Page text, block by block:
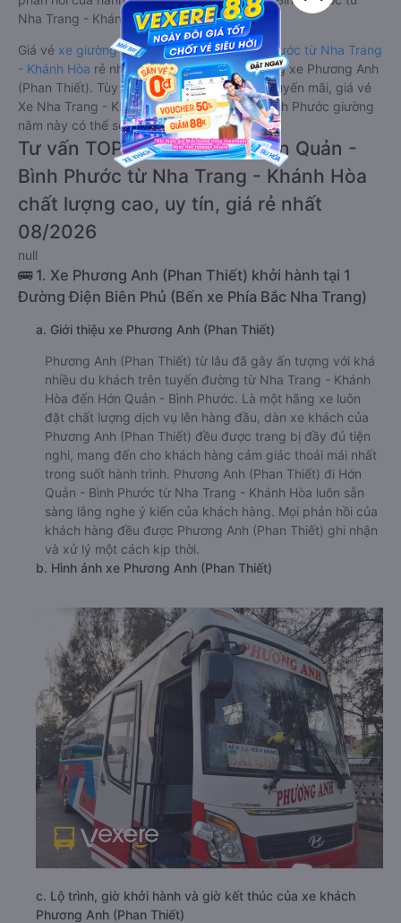
Nha Trang - Khánh Hòa.
Giá vé xe giường nằm đi Hớn Quản - Bình Phước từ Nha Trang
- Khánh Hòa rẻ nhất là 430000VND của hãng xe Phương Anh
(Phan Thiết). Tùy thuộc vào chương trình khuyến mãi, giá vé
Xe Nha Trang - Khánh Hòa đi Hớn Quản - Bình Phước giường
nằm này có thể sẽ rẻ hơn.
Tư vấn TOP 1 xe khách đi Hớn Quản -
Bình Phước từ Nha Trang - Khánh Hòa
chất lượng cao, uy tín, giá rẻ nhất
08/2026
null
🚌 1. Xe Phương Anh (Phan Thiết) khởi hành tại 1
Đường Điện Biên Phủ (Bến xe Phía Bắc Nha Trang)
a. Giới thiệu xe Phương Anh (Phan Thiết)
Phương Anh (Phan Thiết) từ lâu đã gây ấn tượng với khá
nhiều du khách trên tuyến đường từ Nha Trang - Khánh
Hòa đến Hớn Quản - Bình Phước. Là một hãng xe luôn
đặt chất lượng dịch vụ lên hàng đầu, dàn xe khách của
Phương Anh (Phan Thiết) đều được trang bị đầy đủ tiện
nghi, mang đến cho khách hàng cảm giác thoải mái nhất
trong suốt hành trình. Phương Anh (Phan Thiết) đi Hớn
Quản - Bình Phước từ Nha Trang - Khánh Hòa luôn sẵn
sàng lắng nghe ý kiến của khách hàng. Mọi phản hồi của
khách hàng đều được Phương Anh (Phan Thiết) ghi nhận
và xử lý một cách kịp thời.
b. Hình ảnh xe Phương Anh (Phan Thiết)
c. Lộ trình, giờ khởi hành và giờ kết thúc của xe khách
Phương Anh (Phan Thiết)